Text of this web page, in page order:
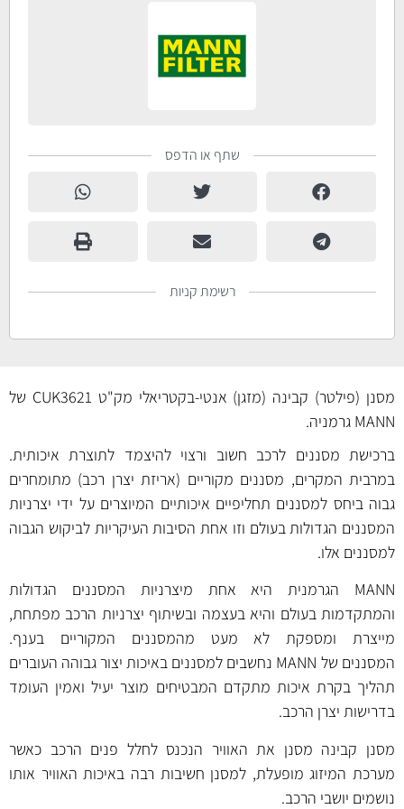
שתף או הדפס
רשימת קניות
מסנן (פילטר) קבינה (מזגן) אנטי-בקטריאלי מק"ט CUK3621 של
MANN גרמניה.
ברכישת מסננים לרכב חשוב ורצוי להיצמד לתוצרת איכותית.
במרבית המקרים, מסננים מקוריים (אריזת יצרן רכב) מתומחרים
גבוה ביחס למסננים תחליפיים איכותיים המיוצרים על ידי יצרניות
המסננים הגדולות בעולם וזו אחת הסיבות העיקריות לביקוש הגבוה
למסננים אלו.
MANN הגרמנית היא אחת מיצרניות המסננים הגדולות
והמתקדמות בעולם והיא בעצמה ובשיתוף יצרניות הרכב מפתחת,
מייצרת ומספקת לא מעט מהמסננים המקוריים בענף.
המסננים של MANN נחשבים למסננים באיכות יצור גבוהה העוברים
תהליך בקרת איכות מתקדם המבטיחים מוצר יעיל ואמין העומד
בדרישות יצרן הרכב.
מסנן קבינה מסנן את האוויר הנכנס לחלל פנים הרכב כאשר
מערכת המיזוג מופעלת, למסנן חשיבות רבה באיכות האוויר אותו
נושמים יושבי הרכב.